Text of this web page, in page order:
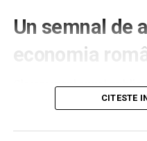
Un semnal de
economia
Clasamentul anual
Management
analizate, cu 12 poziții
CITESTE